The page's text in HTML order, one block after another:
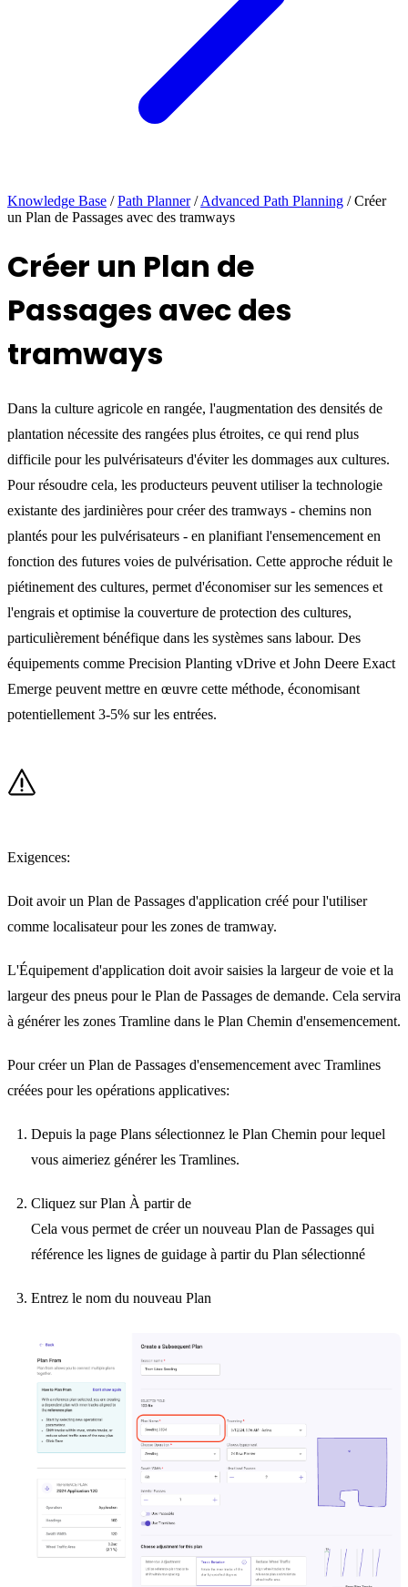
Knowledge Base / Path Planner / Advanced Path Planning / Créer
un Plan de Passages avec des tramways
Créer un Plan de
Passages avec des
tramways
Dans la culture agricole en rangée, l'augmentation des densités de
plantation nécessite des rangées plus étroites, ce qui rend plus
difficile pour les pulvérisateurs d'éviter les dommages aux cultures.
Pour résoudre cela, les producteurs peuvent utiliser la technologie
existante des jardinières pour créer des tramways - chemins non
plantés pour les pulvérisateurs - en planifiant l'ensemencement en
fonction des futures voies de pulvérisation. Cette approche réduit le
piétinement des cultures, permet d'économiser sur les semences et
l'engrais et optimise la couverture de protection des cultures,
particulièrement bénéfique dans les systèmes sans labour. Des
équipements comme Precision Planting vDrive et John Deere Exact
Emerge peuvent mettre en œuvre cette méthode, économisant
potentiellement 3-5% sur les entrées.
Exigences:
Doit avoir un Plan de Passages d'application créé pour l'utiliser
comme localisateur pour les zones de tramway.
L'Équipement d'application doit avoir saisies la largeur de voie et la
largeur des pneus pour le Plan de Passages de demande. Cela servira
à générer les zones Tramline dans le Plan Chemin d'ensemencement.
Pour créer un Plan de Passages d'ensemencement avec Tramlines
créées pour les opérations applicatives:
Depuis la page Plans sélectionnez le Plan Chemin pour lequel
vous aimeriez générer les Tramlines.
Cliquez sur Plan À partir de
Cela vous permet de créer un nouveau Plan de Passages qui
référence les lignes de guidage à partir du Plan sélectionné
Entrez le nom du nouveau Plan